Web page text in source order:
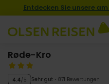
Entdecken Sie unsere
Røde-Kro
4.4/5 Sehr gut 871 Bewertungen